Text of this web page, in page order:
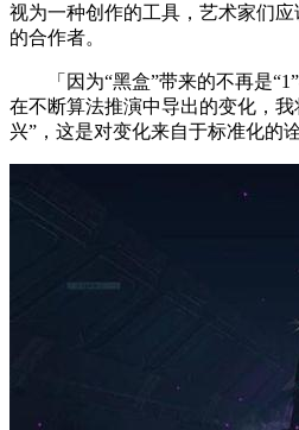
视为一种创作的工具，艺术家们
的合作者。
「因为“黑盒”带来的不再是“1”
在不断算法推演中导出的变化，
兴”，这是对变化来自于标准化的诠